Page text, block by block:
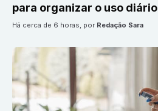
para organizar o uso diário
há cerca de 6 horas, por Redação Sara